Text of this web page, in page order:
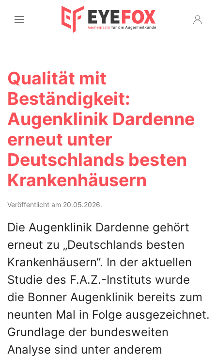
Qualität mit
Beständigkeit:
Augenklinik Dardenne
erneut unter
Deutschlands besten
Krankenhäusern
Veröffentlicht am 20.05.2026.
Die Augenklinik Dardenne gehört
erneut zu „Deutschlands besten
Krankenhäusern“. In der aktuellen
Studie des F.A.Z.-Instituts wurde
die Bonner Augenklinik bereits zum
neunten Mal in Folge ausgezeichnet.
Grundlage der bundesweiten
Analyse sind unter anderem